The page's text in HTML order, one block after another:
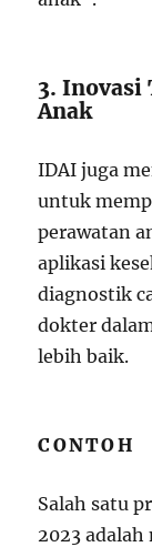
3. Inovasi
Anak
IDAI juga
untuk
perawatan
aplikasi
diagnostik
dokter
lebih baik.
CONTOH
Salah satu
2023